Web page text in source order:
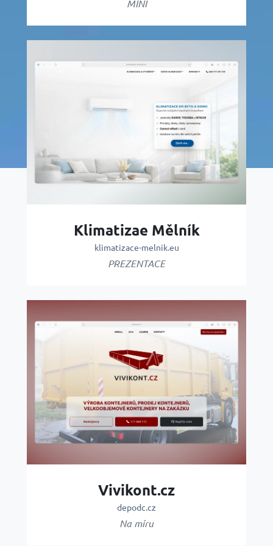
MINI
Klimatizae Mělník
klimatizace-melnik.eu
PREZENTACE
Vivikont.cz
depodc.cz
Na míru